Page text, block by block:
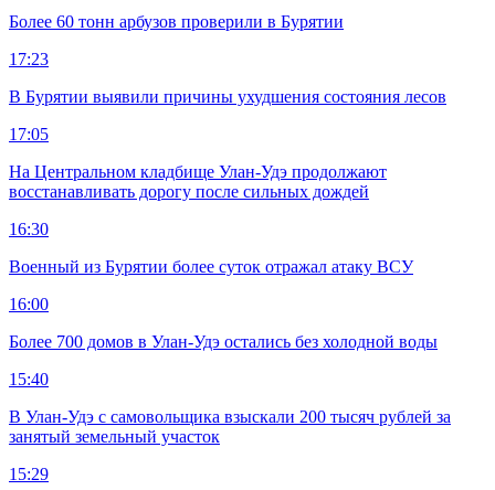
Более 60 тонн арбузов проверили в Бурятии
17:23
В Бурятии выявили причины ухудшения состояния лесов
17:05
На Центральном кладбище Улан-Удэ продолжают
восстанавливать дорогу после сильных дождей
16:30
Военный из Бурятии более суток отражал атаку ВСУ
16:00
Более 700 домов в Улан-Удэ остались без холодной воды
15:40
В Улан-Удэ с самовольщика взыскали 200 тысяч рублей за
занятый земельный участок
15:29